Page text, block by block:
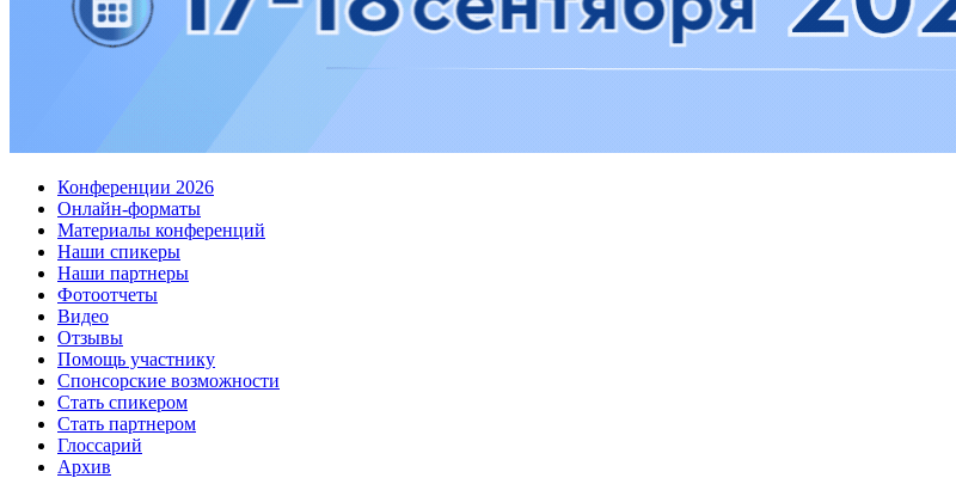
Конференции 2026
Онлайн-форматы
Материалы конференций
Наши спикеры
Наши партнеры
Фотоотчеты
Видео
Отзывы
Помощь участнику
Спонсорские возможности
Стать спикером
Стать партнером
Глоссарий
Архив